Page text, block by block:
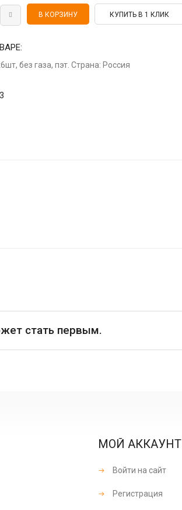
КУПИТЬ В 1 КЛИК
без газа, пэт. Страна: Россия
стать первым.
МОЙ АККАУНТ
Войти на сайт
Регистрация